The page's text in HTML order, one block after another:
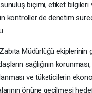
biçimi, etiket bilgileri
kontroller de denetim
Müdürlüğü ekiplerinin
sağlığının
ve tüketicilerin
önüne geçilmesi